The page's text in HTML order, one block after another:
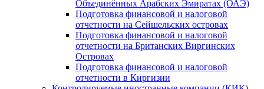
Объединённых Арабских Эмиратах (ОАЭ)
Подготовка финансовой и налоговой
отчетности на Сейшельских островах
Подготовка финансовой и налоговой
отчетности на Британских Виргинских
Островах
Подготовка финансовой и налоговой
отчетности в Киргизии